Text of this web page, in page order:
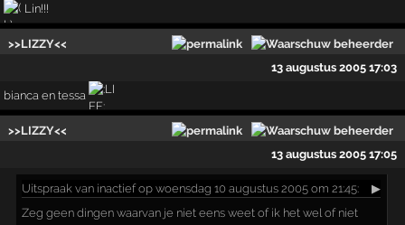
Lin!!!
>>LIZZY<<
13 augustus 2005 17:03
bianca en tessa
>>LIZZY<<
13 augustus 2005 17:05
Uitspraak van inactief op woensdag 10 augustus 2005 om 21:45:
▶
Zeg geen dingen waarvan je niet eens weet of ik het wel of niet